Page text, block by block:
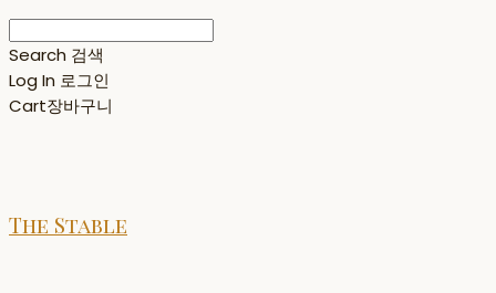
Search 검색
Log In 로그인
Cart장바구니
The Stable